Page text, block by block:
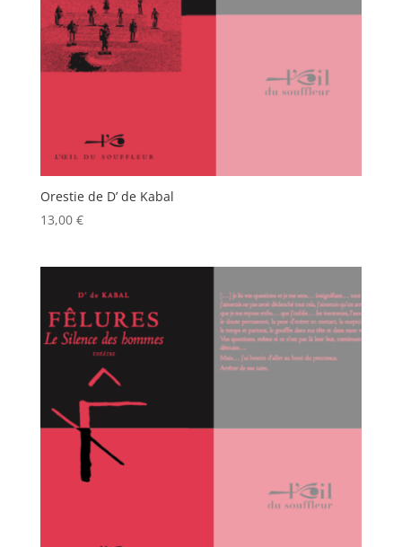
Orestie de D’ de Kabal
13,00 €